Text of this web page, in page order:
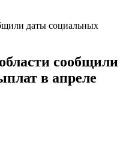
даты социальных
сообщили
в апреле